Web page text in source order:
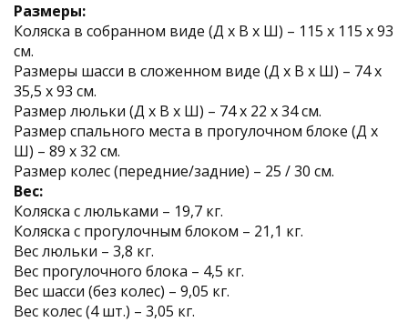
Размеры:
Коляска в собранном виде (Д х В х Ш) – 115 х 115 х 93
см.
Размеры шасси в сложенном виде (Д х В х Ш) – 74 х
35,5 х 93 см.
Размер люльки (Д х В х Ш) – 74 х 22 х 34 см.
Размер спального места в прогулочном блоке (Д х
Ш) – 89 х 32 см.
Размер колес (передние/задние) – 25 / 30 см.
Вес:
Коляска с люльками – 19,7 кг.
Коляска с прогулочным блоком – 21,1 кг.
Вес люльки – 3,8 кг.
Вес прогулочного блока – 4,5 кг.
Вес шасси (без колес) – 9,05 кг.
Вес колес (4 шт.) – 3,05 кг.